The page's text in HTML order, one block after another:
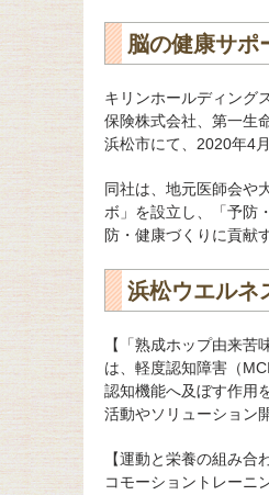
脳の健康サポ
キリンホールディング
保険株式会社、第一生
浜松市にて、2020年4
同社は、地元医師会や
ボ」を設立し、「予防
防・健康づくりに貢献
浜松ウエルネ
【「熟成ホップ由来
は、軽度認知障害（
認知機能へ及ぼす作用
活動やソリューション
【運動と栄養の組み
コモーショントレーニ